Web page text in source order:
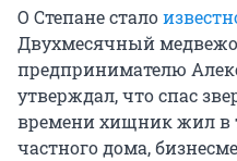
О Степане стало
Двухмесячный
предпринимателю
утверждал, что спас
времени хищник жил в
частного дома,